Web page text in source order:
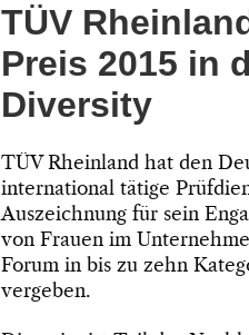
TÜV
Preis 2015 in
Diversity
TÜV Rheinland hat den
international tätige
Auszeichnung für sein
von Frauen im
Forum in bis zu zehn
vergeben.